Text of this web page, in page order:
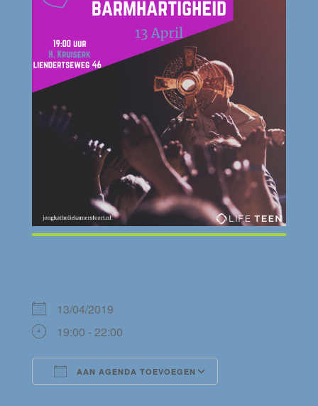
13/04/2019
19:00 - 22:00
AAN AGENDA TOEVOEGEN